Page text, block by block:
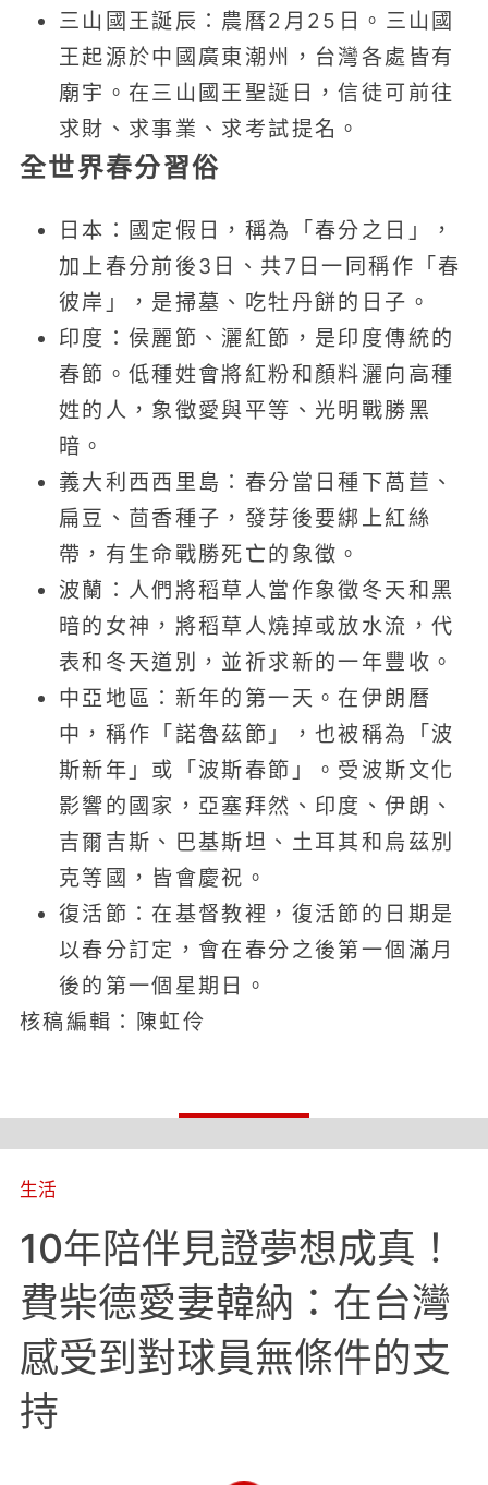
三山國王誕辰：農曆2月25日。三山國
王起源於中國廣東潮州，台灣各處皆有
廟宇。在三山國王聖誕日，信徒可前往
求財、求事業、求考試提名。
全世界春分習俗
日本：國定假日，稱為「春分之日」，
加上春分前後3日、共7日一同稱作「春
彼岸」，是掃墓、吃牡丹餅的日子。
印度：侯麗節、灑紅節，是印度傳統的
春節。低種姓會將紅粉和顏料灑向高種
姓的人，象徵愛與平等、光明戰勝黑
暗。
義大利西西里島：春分當日種下萵苣、
扁豆、茴香種子，發芽後要綁上紅絲
帶，有生命戰勝死亡的象徵。
波蘭：人們將稻草人當作象徵冬天和黑
暗的女神，將稻草人燒掉或放水流，代
表和冬天道別，並祈求新的一年豐收。
中亞地區：新年的第一天。在伊朗曆
中，稱作「諾魯茲節」，也被稱為「波
斯新年」或「波斯春節」。受波斯文化
影響的國家，亞塞拜然、印度、伊朗、
吉爾吉斯、巴基斯坦、土耳其和烏茲別
克等國，皆會慶祝。
復活節：在基督教裡，復活節的日期是
以春分訂定，會在春分之後第一個滿月
後的第一個星期日。
核稿編輯：陳虹伶
生活
10年陪伴見證夢想成真！
費柴德愛妻韓納：在台灣
感受到對球員無條件的支
持